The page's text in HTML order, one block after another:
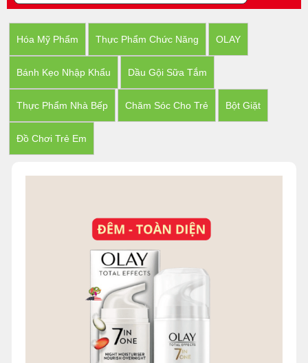
Hóa Mỹ Phẩm Thực Phẩm Chức Năng OLAY
Bánh Kẹo Nhập Khẩu Dầu Gội Sữa Tắm
Thực Phẩm Nhà Bếp Chăm Sóc Cho Trẻ Bột Giặt
Đồ Chơi Trẻ Em